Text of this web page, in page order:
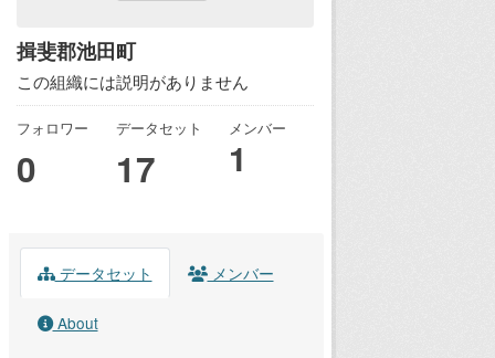
揖斐郡池田町
この組織には説明がありません
フォロワー
0
データセット
17
メンバー
1
データセット メンバー
About